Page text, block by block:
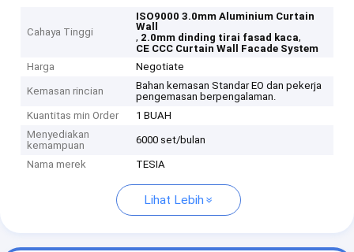
Cahaya Tinggi
ISO9000 3.0mm Aluminium Curtain
Wall
, 2.0mm dinding tirai fasad kaca,
CE CCC Curtain Wall Facade System
Harga
Negotiate
Kemasan rincian
Bahan kemasan Standar EO dan pekerja
pengemasan berpengalaman.
Kuantitas min Order
1 BUAH
Menyediakan
kemampuan
6000 set/bulan
Nama merek TESIA
Lihat Lebih